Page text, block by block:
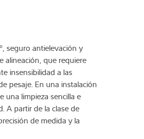
seguro antielevación y
alineación, que requiere
insensibilidad a las
pesaje. En una instalación
una limpieza sencilla e
A partir de la clase de
de medida y la